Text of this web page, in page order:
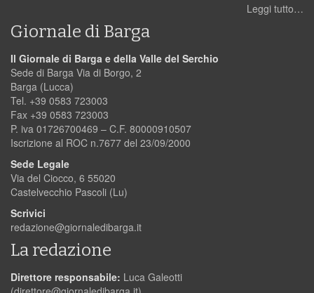
Leggi tutto…
Giornale di Barga
Il Giornale di Barga e della Valle del Serchio
Sede di Barga Via di Borgo, 2
Barga (Lucca)
Tel. +39 0583 723003
Fax +39 0583 723003
P. iva 01726700469 – C.F. 80000910507
Iscrizione al ROC n.7677 del 23/09/2000
Sede Legale
Via del Ciocco, 6 55020
Castelvecchio Pascoli (Lu)
Scrivici
redazione@giornaledibarga.it
La redazione
Direttore responsabile: Luca Galeotti